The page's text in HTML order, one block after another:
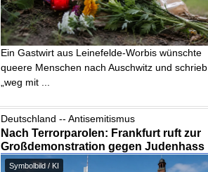
Ein Gastwirt aus Leinefelde-Worbis wünschte
queere Menschen nach Auschwitz und schrieb
„weg mit ...
Deutschland -- Antisemitismus
Nach Terrorparolen: Frankfurt ruft zur
Großdemonstration gegen Judenhass
Symbolbild / KI